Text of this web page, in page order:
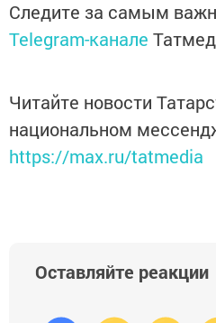
Следите за самым
Telegram-канале
Читайте новости
национальном
https://max.ru/tatmedia
Оставляйте реакции